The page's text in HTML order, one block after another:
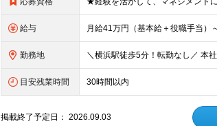
給与
勤務地
目安残業時間 30時間以内
掲載終了予定日：2026.09.03